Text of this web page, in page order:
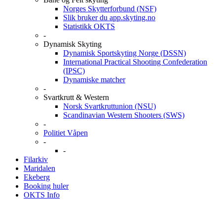
Norges Skytterforbund (NSF)
Slik bruker du app.skyting.no
Statistikk OKTS
-
Dynamisk Skyting
Dynamisk Sportskyting Norge (DSSN)
International Practical Shooting Confederation
(IPSC)
Dynamiske matcher
-
Svartkrutt & Western
Norsk Svartkruttunion (NSU)
Scandinavian Western Shooters (SWS)
-
Politiet Våpen
-
-
Filarkiv
Maridalen
Ekeberg
Booking huler
OKTS Info